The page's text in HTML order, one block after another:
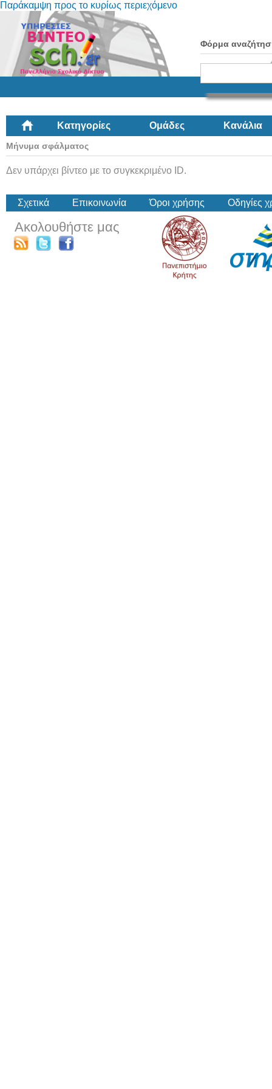
Παράκαμψη προς το κυρίως περιεχόμενο
Φόρμα
Κατηγορίες Ομάδες Κανάλια
Μήνυμα σφάλματος
Δεν υπάρχει βίντεο με το συγκεκριμένο ID.
Σχετικά Επικοινωνία Όροι χρήσης Οδηγίες
Ακολουθήστε μας